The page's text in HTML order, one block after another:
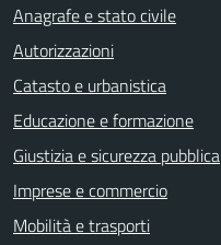
Anagrafe e stato civile
Autorizzazioni
Catasto e urbanistica
Educazione e formazione
Giustizia e sicurezza pubblica
Imprese e commercio
Mobilità e trasporti